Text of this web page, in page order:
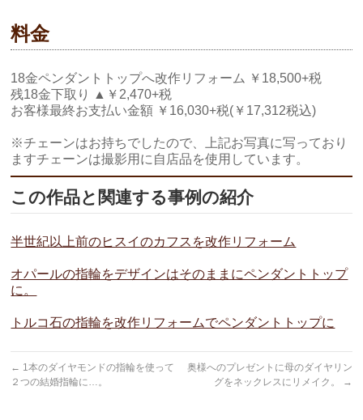
料金
18金ペンダントトップへ改作リフォーム ￥18,500+税
残18金下取り ▲￥2,470+税
お客様最終お支払い金額 ￥16,030+税(￥17,312税込)
※チェーンはお持ちでしたので、上記お写真に写っており
ますチェーンは撮影用に自店品を使用しています。
この作品と関連する事例の紹介
半世紀以上前のヒスイのカフスを改作リフォーム
オパールの指輪をデザインはそのままにペンダントトップ
に。
トルコ石の指輪を改作リフォームでペンダントトップに
← 1本のダイヤモンドの指輪を使って
２つの結婚指輪に…。
奥様へのプレゼントに母のダイヤリン
グをネックレスにリメイク。
→